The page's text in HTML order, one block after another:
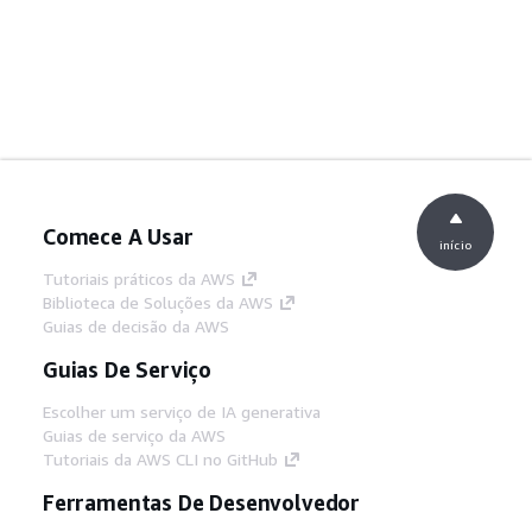
Comece A Usar
Tutoriais práticos da AWS
Biblioteca de Soluções da AWS
Guias de decisão da AWS
Guias De Serviço
Escolher um serviço de IA generativa
Guias de serviço da AWS
Tutoriais da AWS CLI no GitHub
Ferramentas De Desenvolvedor
início